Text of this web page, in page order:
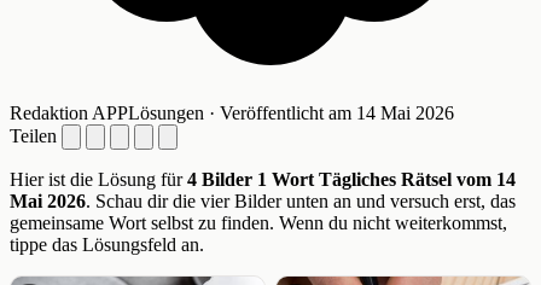
Redaktion APPLösungen · Veröffentlicht am 14 Mai 2026
Teilen
Hier ist die Lösung für4 Bilder 1 Wort Tägliches Rätsel vom 14
Mai 2026. Schau dir die vier Bilder unten an und versuch erst, das
gemeinsame Wort selbst zu finden. Wenn du nicht weiterkommst,
tippe das Lösungsfeld an.